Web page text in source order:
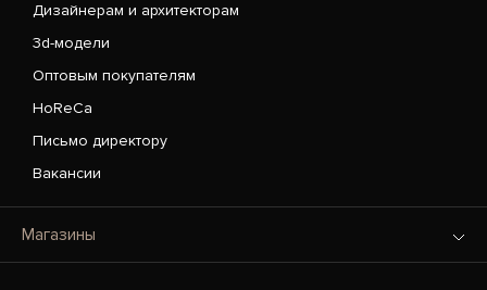
Дизайнерам и архитекторам
3d-модели
Оптовым покупателям
HoReCa
Письмо директору
Вакансии
Магазины